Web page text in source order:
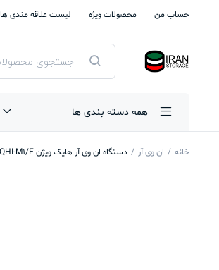
حساب من محصولات ویژه لیست علاقه مندی ها
جستجوی
محصولات
همه دسته بندی ها
خانه ان وی آر دستگاه ان وی آر هایک ویژن iDS-7204HQHI-M1/E